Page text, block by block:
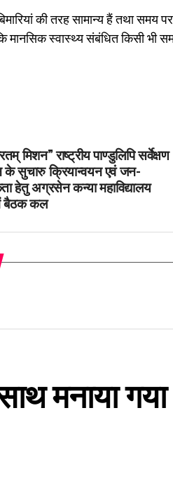
की तरह सामान्य हैं तथा समय
मानसिक स्वास्थ्य संबंधित किसी भी
मिशन” राष्ट्रीय पाण्डुलिपि सर्वेक्षण
के सुचारु क्रियान्वयन एवं जन-
हेतु अग्रसेन कन्या महाविद्यालय
बैठक कल
मनाया गया